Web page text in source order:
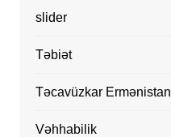
slider
Təbiət
Təcavüzkar Ermənistan
Vəhhabilik